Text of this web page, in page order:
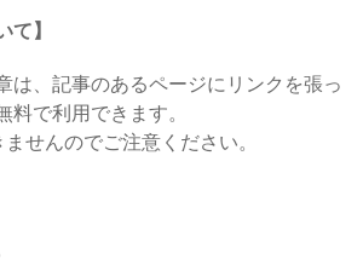
て】
は、記事のあるページにリンクを張っ
料で利用できます。
せんのでご注意ください。